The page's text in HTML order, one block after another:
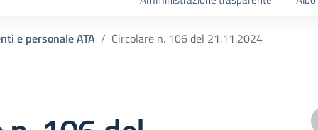
e personale ATA Circolare n. 106 del 21.11.2024